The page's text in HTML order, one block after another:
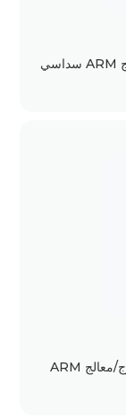
4G/متعدد المنافذ التسلسلية/HDMI 4K/معالج ARM سداسي
4G/منفذ تسلسلي متعدد/منفذ HDMI مزدوج/معالج ARM